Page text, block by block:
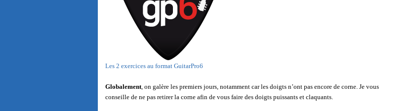
Les 2 exercices au format GuitarPro6
Globalement, on galère les premiers jours, notamment car les doigts n’ont pas encore de corne. Je vous
conseille de ne pas retirer la corne afin de vous faire des doigts puissants et claquants.